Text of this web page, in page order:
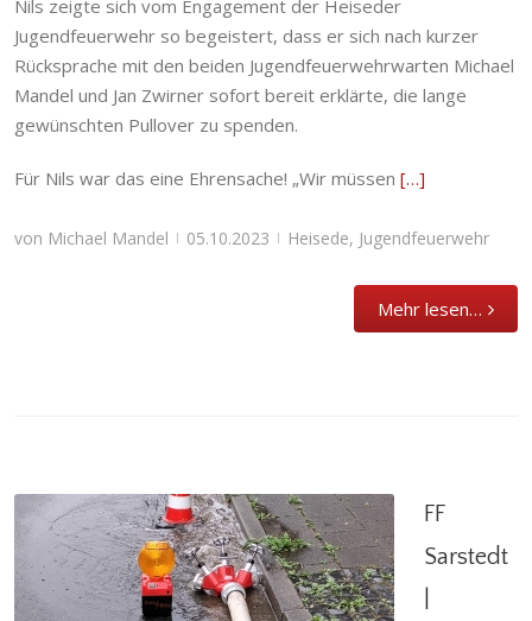
Nils zeigte sich vom Engagement der Heiseder
Jugendfeuerwehr so begeistert, dass er sich nach kurzer
Rücksprache mit den beiden Jugendfeuerwehrwarten Michael
Mandel und Jan Zwirner sofort bereit erklärte, die lange
gewünschten Pullover zu spenden.
Für Nils war das eine Ehrensache! „Wir müssen […]
von Michael Mandel | 05.10.2023 | Heisede, Jugendfeuerwehr
Mehr lesen…
FF Sarstedt | Unwetterlage
FF
Sarstedt